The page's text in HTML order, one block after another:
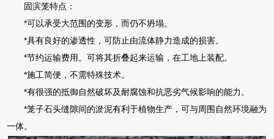
固滨笼特点：
*可以承受大范围的变形，而仍不坍塌。
*具有良好的渗透性，可防止由流体静力造成的损害。
*节约运输费用。可将其折叠起来运输，在工地上装配。
*施工简便，不需特殊技术。
*有很强的抵御自然破坏及耐腐蚀和抗恶劣气候影响的能力。
*笼子石头缝隙间的淤泥有利于植物生产，可与周围自然环境融为
一体。